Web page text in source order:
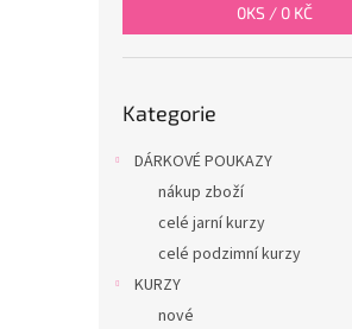
0KS / 0 KČ
kategorie
Kategorie
DÁRKOVÉ POUKAZY
nákup zboží
celé jarní kurzy
celé podzimní kurzy
KURZY
nové